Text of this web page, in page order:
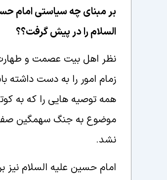
بر مبنای چه سياستی امام
السلام را در پيش گرفت؟؟
نظر اهل بيت عصمت و
زمام امور را به دست داشته
همه توصيه هايى را كه به
موضوع به جنگ سهمگين
نشد.
امام حسين عليه السلام